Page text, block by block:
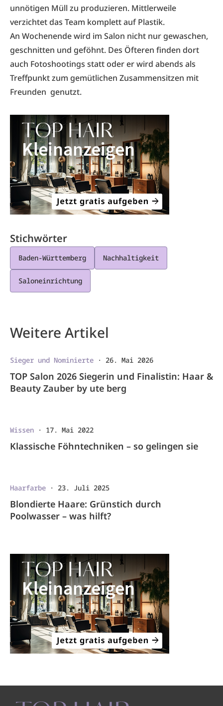
unnötigen Müll zu produzieren. Mittlerweile
verzichtet das Team komplett auf Plastik.
An Wochenende wird im Salon nicht nur gewaschen,
geschnitten und geföhnt. Des Öfteren finden dort
auch Fotoshootings statt oder er wird abends als
Treffpunkt zum gemütlichen Zusammensitzen mit
Freunden genutzt.
Stichwörter
Baden-Württemberg Nachhaltigkeit
Saloneinrichtung
Weitere Artikel
Sieger und Nominierte · 26. Mai 2026
TOP Salon 2026 Siegerin und Finalistin: Haar &
Beauty Zauber by ute berg
Wissen · 17. Mai 2022
Klassische Föhntechniken – so gelingen sie
Haarfarbe · 23. Juli 2025
Blondierte Haare: Grünstich durch
Poolwasser – was hilft?